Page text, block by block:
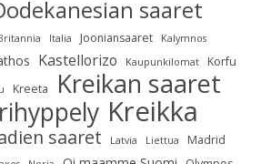
saaret
Italia Jooniansaaret Kalymnos
Kastellorizo Kaupunkilomat Korfu
Kreeta Kreikan saaret
Kreikka
saaret Latvia Liettua Madrid